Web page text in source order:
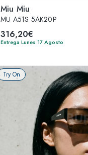
Miu Miu
MU A51S 5AK20P
316,20€
Entrega Lunes 17 Agosto
Try On